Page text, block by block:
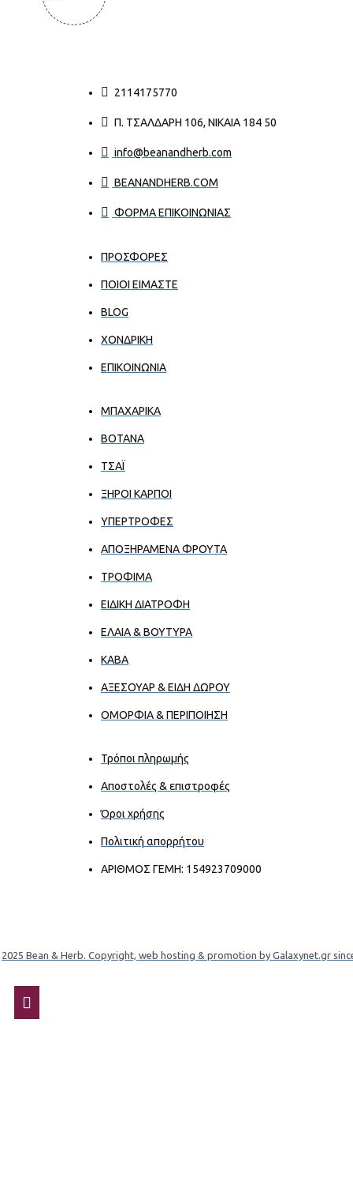
2114175770
Π. ΤΣΑΛΔΆΡΗ 106, ΝΊΚΑΙΑ 184 50
info@beanandherb.com
BEANANDHERB.COM
ΦΟΡΜΑ ΕΠΙΚΟΙΝΩΝΙΑΣ
ΠΡΟΣΦΟΡΕΣ
ΠΟΙΟΙ ΕΊΜΑΣΤΕ
BLOG
ΧΟΝΔΡΙΚΉ
ΕΠΙΚΟΙΝΩΝΊΑ
ΜΠΑΧΑΡΙΚΑ
ΒΟΤΑΝΑ
ΤΣΑΪ
ΞΗΡΟΙ ΚΑΡΠΟΙ
ΥΠΕΡΤΡΟΦΕΣ
ΑΠΟΞΗΡΑΜΕΝΑ ΦΡΟΥΤΑ
ΤΡΟΦΙΜΑ
ΕΙΔΙΚΗ ΔΙΑΤΡΟΦΗ
ΕΛΑΙΑ & ΒΟΥΤΥΡΑ
ΚΑΒΑ
ΑΞΕΣΟΥΑΡ & ΕΙΔΗ ΔΩΡΟΥ
ΟΜΟΡΦΙΑ & ΠΕΡΙΠΟΙΗΣΗ
Τρόποι πληρωμής
Αποστολές & επιστροφές
Όροι χρήσης
Πολιτική απορρήτου
ΑΡΙΘΜΟΣ ΓΕΜΗ: 154923709000
2025 Bean & Herb. Copyright, web hosting & promotion by Galaxynet.gr